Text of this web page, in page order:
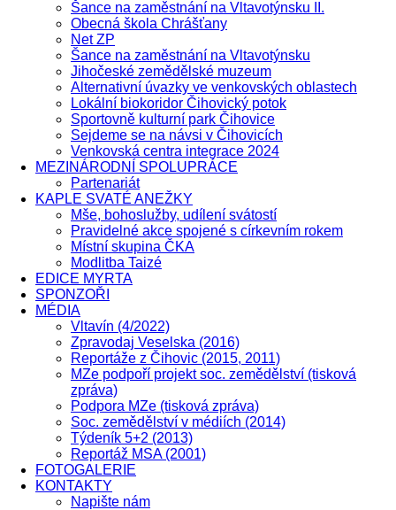
Šance na zaměstnání na Vltavotýnsku II.
Obecná škola Chrášťany
Net ZP
Šance na zaměstnání na Vltavotýnsku
Jihočeské zemědělské muzeum
Alternativní úvazky ve venkovských oblastech
Lokální biokoridor Čihovický potok
Sportovně kulturní park Čihovice
Sejdeme se na návsi v Čihovicích
Venkovská centra integrace 2024
MEZINÁRODNÍ SPOLUPRÁCE
Partenariát
KAPLE SVATÉ ANEŽKY
Mše, bohoslužby, udílení svátostí
Pravidelné akce spojené s církevním rokem
Místní skupina ČKA
Modlitba Taizé
EDICE MYRTA
SPONZOŘI
MÉDIA
Vltavín (4/2022)
Zpravodaj Veselska (2016)
Reportáže z Čihovic (2015, 2011)
MZe podpoří projekt soc. zemědělství (tisková
zpráva)
Podpora MZe (tisková zpráva)
Soc. zemědělství v médiích (2014)
Týdeník 5+2 (2013)
Reportáž MSA (2001)
FOTOGALERIE
KONTAKTY
Napište nám